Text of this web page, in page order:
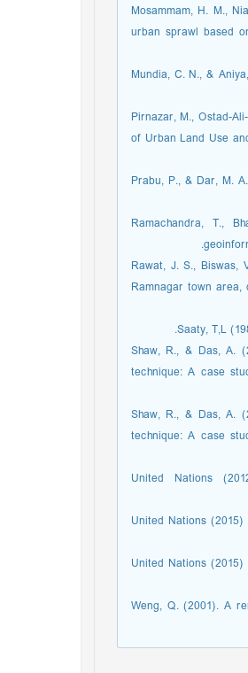
Mosammam, H. M.,
urban sprawl based
Mundia, C. N., &
Pirnazar, M., Ostad-
of Urban Land Use
Prabu, P., & Dar, M.
Ramachandra, T.,
Rawat, J. S.,
Ramnagar town
Saaty, T,L
Shaw, R., & Das, A.
technique: A case
Shaw, R., & Das, A.
technique: A case
United Nations
United Nations
United Nations
Weng, Q. (2001). A